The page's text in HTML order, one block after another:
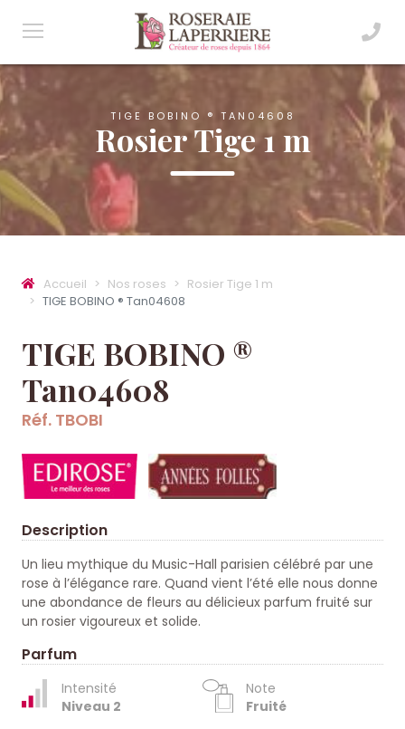
TIGE BOBINO ® TAN04608
Rosier Tige 1 m
Accueil Nos roses
Rosier Tige 1 m
TIGE BOBINO ® Tan04608
TIGE BOBINO ®
Tan04608
Réf. TBOBI
Description
Un lieu mythique du Music-Hall parisien célébré par une
rose à l’élégance rare. Quand vient l’été elle nous donne
une abondance de fleurs au délicieux parfum fruité sur
un rosier vigoureux et solide.
Parfum
Intensité
Niveau 2
Note
Fruité